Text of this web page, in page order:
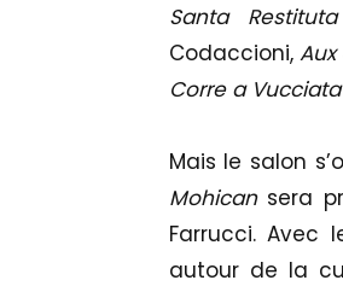
Santa
Codaccioni,
Corre a
Mais le salon
Mohicansera
Farrucci. Avec
autour de la